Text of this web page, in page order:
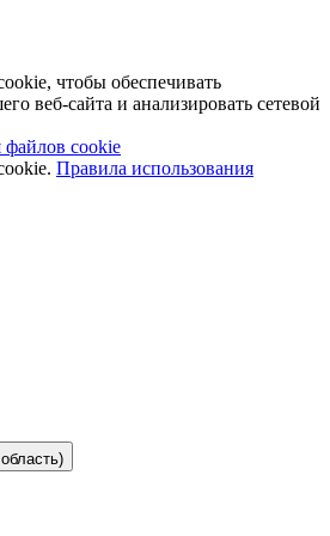
чтобы обеспечивать
веб-сайта и анализировать сетевой
файлов cookie
Правила использования